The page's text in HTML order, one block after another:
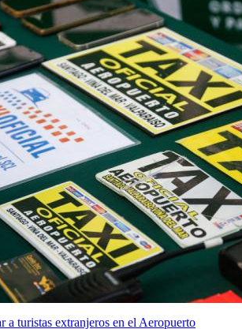
a turistas extranjeros en el Aeropuerto